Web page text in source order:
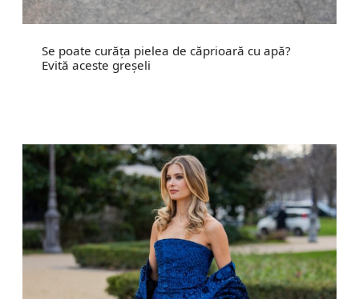
Se poate curăța pielea de căprioară cu apă?
Evită aceste greșeli